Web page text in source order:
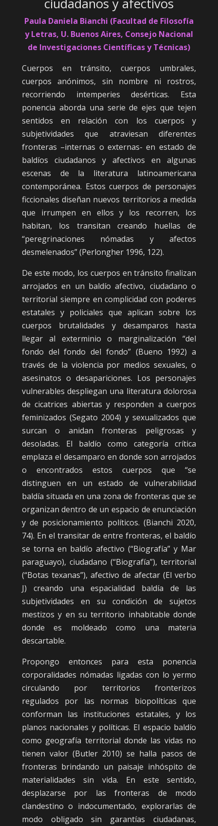
ciudadanos y afectivos
Paula Daniela Bianchi (Facultad de Filosofía
y Letras, U. Buenos Aires, Consejo Nacional
de Investigaciones Científicas y Técnicas)
Cuerpos en tránsito, cuerpos umbrales,
cuerpos anónimos, sin nombre ni rostros,
recorriendo intemperies desérticas. Esta
ponencia aborda una serie de ejes que tejen
sentidos en relación con los cuerpos y
subjetividades que atraviesan diferentes
fronteras –internas o externas- en estado de
baldíos ciudadanos y afectivos en algunas
escenas de la literatura latinoamericana
contemporánea. Estos cuerpos de personajes
ficcionales diseñan nuevos territorios a medida
que irrumpen en ellos y los recorren, los
habitan, los transitan creando huellas de
“peregrinaciones nómadas y afectos
desmelenados” (Perlongher 1996, 122).
De este modo, los cuerpos en tránsito finalizan
arrojados en un baldío afectivo, ciudadano o
territorial siempre en complicidad con poderes
estatales y policiales que aplican sobre los
cuerpos brutalidades y desamparos hasta
llegar al exterminio o marginalización “del
fondo del fondo del fondo” (Bueno 1992) a
través de la violencia por medios sexuales, o
asesinatos o desapariciones. Los personajes
vulnerables despliegan una literatura dolorosa
de cicatrices abiertas y responden a cuerpos
feminizados (Segato 2004) y sexualizados que
surcan o anidan fronteras peligrosas y
desoladas. El baldío como categoría crítica
emplaza el desamparo en donde son arrojados
o encontrados estos cuerpos que “se
distinguen en un estado de vulnerabilidad
baldía situada en una zona de fronteras que se
organizan dentro de un espacio de enunciación
y de posicionamiento políticos. (Bianchi 2020,
74). En el transitar de entre fronteras, el baldío
se torna en baldío afectivo (“Biografía” y Mar
paraguayo), ciudadano (“Biografía”), territorial
(“Botas texanas”), afectivo de afectar (El verbo
J) creando una espacialidad baldía de las
subjetividades en su condición de sujetos
mestizos y en su territorio inhabitable donde
donde es moldeado como una materia
descartable.
Propongo entonces para esta ponencia
corporalidades nómadas ligadas con lo yermo
circulando por territorios fronterizos
regulados por las normas biopolíticas que
conforman las instituciones estatales, y los
planos nacionales y políticas. El espacio baldío
como geografía territorial donde las vidas no
tienen valor (Butler 2010) se halla pasos de
fronteras brindando un paisaje inhóspito de
materialidades sin vida. En este sentido,
desplazarse por las fronteras de modo
clandestino o indocumentado, explorarlas de
modo obligado sin garantías ciudadanas,